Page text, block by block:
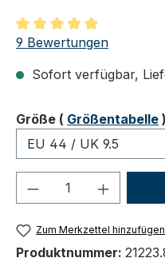
Durchschnittliche
9 Bewertungen
Sofort verfügbar,
Größeauswählen
( Größentabelle )
Produkt
Zum Merkzettel hinzufügen
Produktnummer: